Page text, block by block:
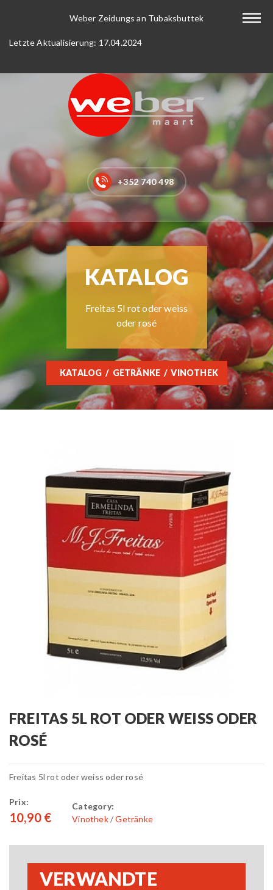
Weber Zeidungs an Tubaksbuttek
Letzte Aktualisierung: 17.04.2024
Kaffee-Tee
Getränke
Lebensmittel
Shop
Service
Tabak
+352 740 498
KATALOG
Freitas 5l rot oder weiss
oder rosé
KATALOG GETRÄNKE VINOTHEK
FREITAS 5L ROT ODER WEISS ODER
ROSÉ
Freitas 5l rot oder weiss oder rosé
Prix:
10,90 €
Category:
Vinothek/Getränke
VERWANDTE